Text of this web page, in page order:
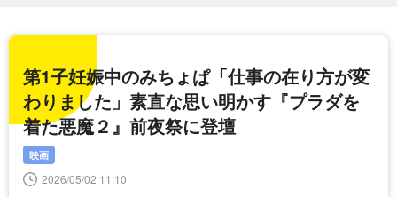
第1子妊娠中のみちょぱ「仕事の在り方が変
わりました」素直な思い明かす『プラダを
着た悪魔２』前夜祭に登壇
映画
2026/05/02 11:10